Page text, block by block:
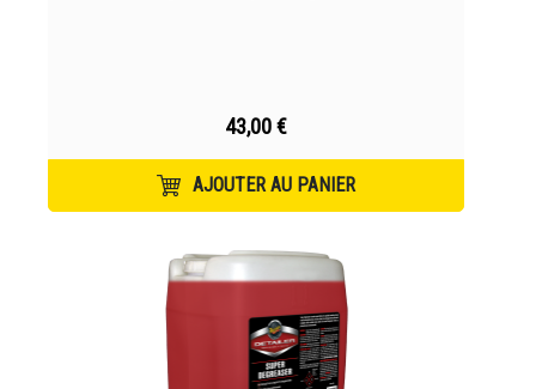
43,00 €
AJOUTER AU PANIER